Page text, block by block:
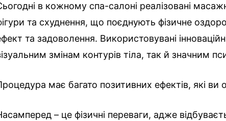
в кожному спа-салоні реалізовані
та схуднення, що поєднують фізичне
та задоволення. Використовувані
змінам контурів тіла, так й значним
має багато позитивних ефектів, які ви
– це фізичні переваги, адже